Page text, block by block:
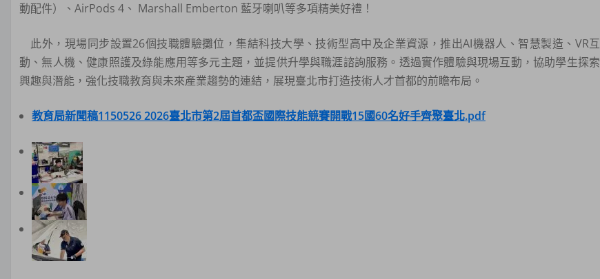
動配件）、AirPods 4、 Marshall Emberton 藍牙喇叭等多項精美好禮！
此外，現場同步設置26個技職體驗攤位，集結科技大學、技術型高中及企業資源，推出AI機器人、智慧製造、VR互
動、無人機、健康照護及綠能應用等多元主題，並提供升學與職涯諮詢服務。透過實作體驗與現場互動，協助學生探索
興趣與潛能，強化技職教育與未來產業趨勢的連結，展現臺北市打造技術人才首都的前瞻布局。
教育局新聞稿1150526 2026臺北市第2屆首都盃國際技能競賽開戰15國60名好手齊聚臺北.pdf